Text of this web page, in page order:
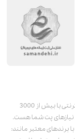
پت استور به عنوان یکی از قدیمی‌ترین پت شاپ های اینترنتی با بیش از 3000
نیازهای پت شما هست.
برندهای معتبر مانند: